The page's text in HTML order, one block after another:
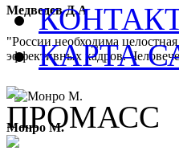
Медведев Д.А
"России необходима
эффективных кадров.
Монро М.
КАРТА